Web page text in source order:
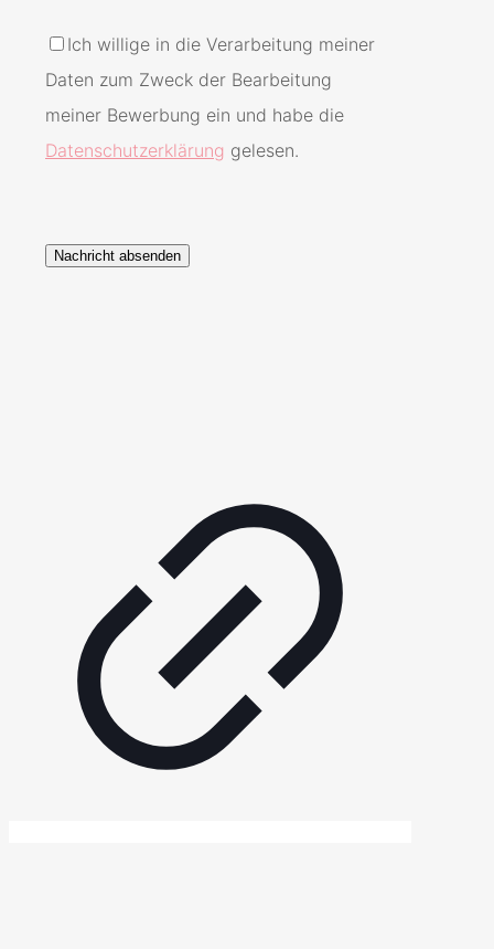
Ich willige in die Verarbeitung meiner
Daten zum Zweck der Bearbeitung
meiner Bewerbung ein und habe die
Datenschutzerklärung gelesen.